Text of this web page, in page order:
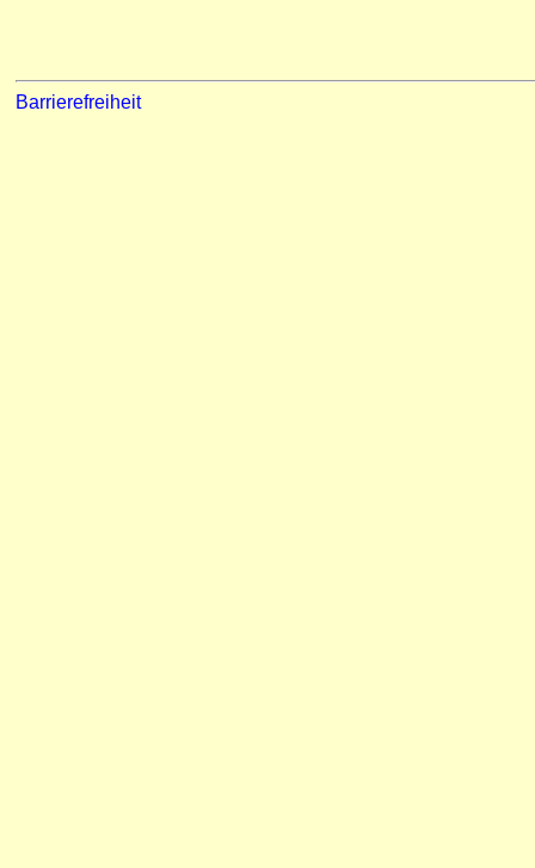
Barrierefreiheit